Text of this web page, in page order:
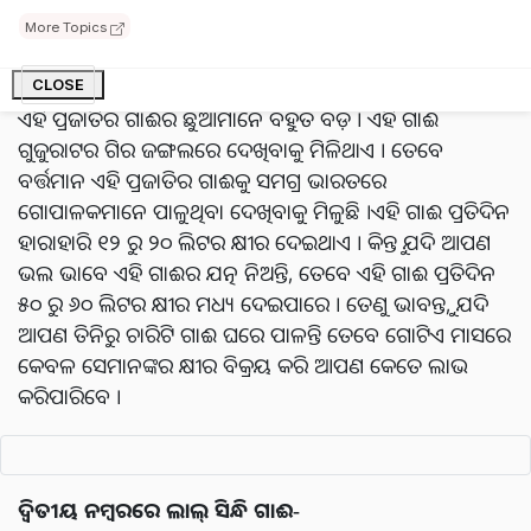
More Topics
CLOSE
ଗିର୍ ଗାଈହେଉଛି
ଏହା ହେଉଛି ଭାରତର ସବୁଠାରୁ ଅଧିକ ଦୁଗ୍ଧ ଦେଉଥିବା ଗାଈ ।
ଏହି ପ୍ରଜାତିର ଗାଈର ଛୁଆମାନେ ବହୁତ ବଡ଼ । ଏହି ଗାଈ
ଗୁଜୁରାଟର ଗିର ଜଙ୍ଗଲରେ ଦେଖିବାକୁ ମିଳିଥାଏ । ତେବେ
ବର୍ତ୍ତମାନ ଏହି ପ୍ରଜାତିର ଗାଈକୁ ସମଗ୍ର ଭାରତରେ
ଗୋପାଳକମାନେ ପାଳୁଥିବା ଦେଖିବାକୁ ମିଳୁଛି ।ଏହି ଗାଈ ପ୍ରତିଦିନ
ହାରାହାରି ୧୨ ରୁ ୨୦ ଲିଟର କ୍ଷୀର ଦେଇଥାଏ । କିନ୍ତୁ ଯଦି ଆପଣ
ଭଲ ଭାବେ ଏହି ଗାଈର ଯତ୍ନ ନିଅନ୍ତି, ତେବେ ଏହି ଗାଈ ପ୍ରତିଦିନ
୫୦ ରୁ ୬୦ ଲିଟର କ୍ଷୀର ମଧ୍ୟ ଦେଇପାରେ । ତେଣୁ ଭାବନ୍ତୁ, ଯଦି
ଆପଣ ତିନିରୁ ଚାରିଟି ଗାଈ ଘରେ ପାଳନ୍ତି ତେବେ ଗୋଟିଏ ମାସରେ
କେବଳ ସେମାନଙ୍କର କ୍ଷୀର ବିକ୍ରୟ କରି ଆପଣ କେତେ ଲାଭ
କରିପାରିବେ ।
ଦ୍ୱିତୀୟ ନମ୍ବରରେ ଲାଲ୍ ସିନ୍ଧି ଗାଈ-